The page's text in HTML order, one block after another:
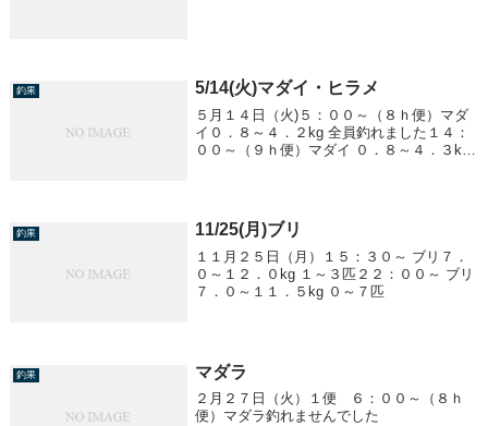
釣果 5/14(火)マダイ・ヒラメ
５月１４日（火)５：００～（８ｈ便）マダ
イ０．８～４．２kg 全員釣れました１４：
００～（９ｈ便）マダイ ０．８～４．３kg
釣果 11/25(月)ブリ
１１月２５日（月）１５：３０～ ブリ７．
０～１２．０kg １～３匹２２：００～ ブリ
７．０～１１．５kg ０～７匹
釣果 マダラ
２月２７日（火）１便 ６：００～（８ｈ
便）マダラ釣れませんでした